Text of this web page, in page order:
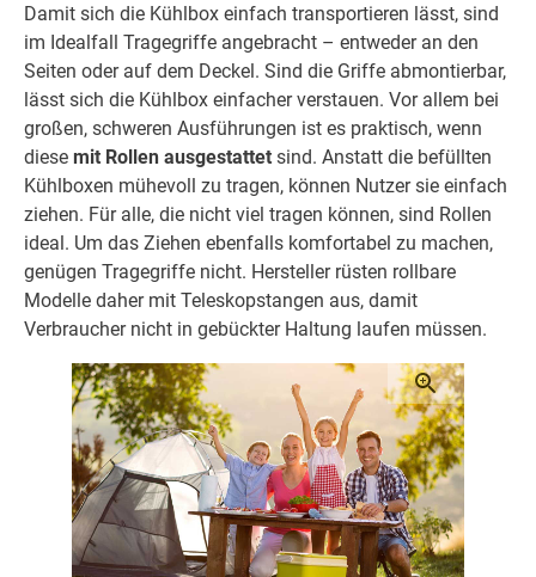
Damit sich die Kühlbox einfach transportieren lässt, sind
im Idealfall Tragegriffe angebracht – entweder an den
Seiten oder auf dem Deckel. Sind die Griffe abmontierbar,
lässt sich die Kühlbox einfacher verstauen. Vor allem bei
großen, schweren Ausführungen ist es praktisch, wenn
diese mit Rollen ausgestattet sind. Anstatt die befüllten
Kühlboxen mühevoll zu tragen, können Nutzer sie einfach
ziehen. Für alle, die nicht viel tragen können, sind Rollen
ideal. Um das Ziehen ebenfalls komfortabel zu machen,
genügen Tragegriffe nicht. Hersteller rüsten rollbare
Modelle daher mit Teleskopstangen aus, damit
Verbraucher nicht in gebückter Haltung laufen müssen.